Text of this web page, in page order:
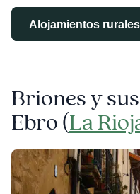
Alojamientos
Briones y
Ebro (La